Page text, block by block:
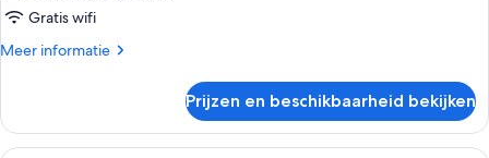
Gratis wifi
Meer informatie
Meer
vierpersoonskamer
Prijzen en beschikbaarheid bekijken